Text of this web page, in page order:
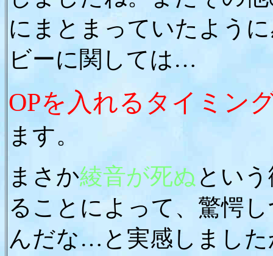
にまとまっていたよう
ビーに関しては…
OPを入れるタイミン
ます。
まさか綾音が死ぬ とい
ることによって、驚愕
んだな…と実感しまし